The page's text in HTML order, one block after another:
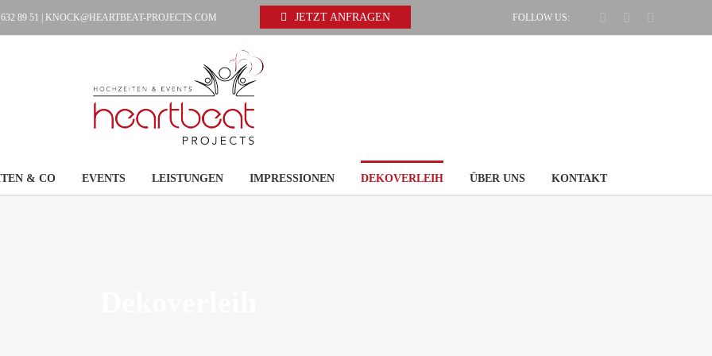
89 51 | KNOCK@HEARTBEAT-PROJECTS.COM JETZT ANFRAGEN FOLLOW US:
& CO EVENTS LEISTUNGEN IMPRESSIONEN DEKOVERLEIH ÜBER UNS KONTAKT